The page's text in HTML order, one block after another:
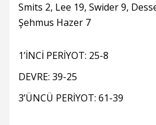
Smits 2, Lee 19, Swider 9,
Şehmus Hazer 7
1’İNCİ PERİYOT: 25-8
DEVRE: 39-25
3’ÜNCÜ PERİYOT: 61-39